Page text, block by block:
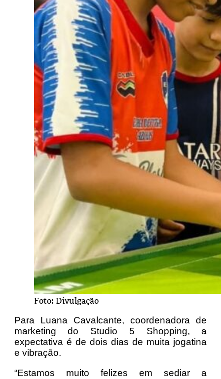
Foto: Divulgação
Para Luana Cavalcante, coordenadora de
marketing do Studio 5 Shopping, a
expectativa é de dois dias de muita jogatina
e vibração.
“Estamos muito felizes em sediar a